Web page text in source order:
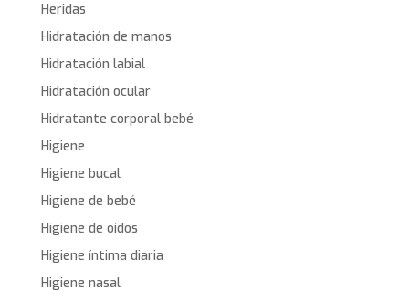
Heridas
Hidratación de manos
Hidratación labial
Hidratación ocular
Hidratante corporal bebé
Higiene
Higiene bucal
Higiene de bebé
Higiene de oídos
Higiene íntima diaria
Higiene nasal